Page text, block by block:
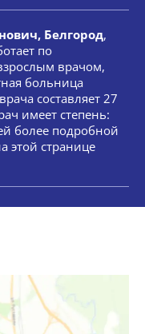
Белгород,
по
врачом,
больница
составляет 27
имеет степень:
более подробной
этой странице